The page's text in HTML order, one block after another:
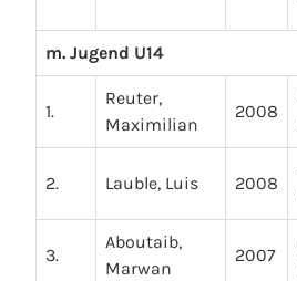
m. Jugend U14
1.
Reuter,
Maximilian
2008
2. Lauble, Luis 2008
3.
Aboutaib,
Marwan
2007